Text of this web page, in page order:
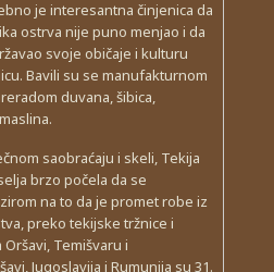
je interesantna činjenica da
ostrva nije puno menjao i da
svoje običaje i kulturu
Bavili su se manufakturnom
duvana, šibica,
saobraćaju i skeli, Tekija
brzo počela da se
na to da je promet robe iz
preko tekijske tržnice i
Temišvaru i
Jugoslavija i Rumunija su 31.